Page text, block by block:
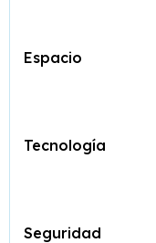
Espacio
Tecnología
Seguridad